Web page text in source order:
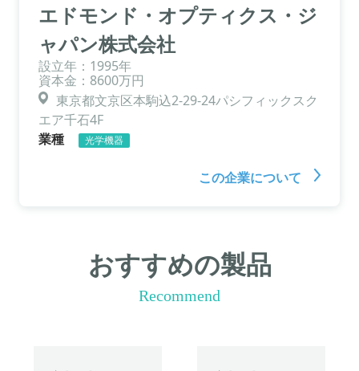
エドモンド・オプティクス・ジ
ャパン株式会社
設立年：1995年
資本金：8600万円
東京都文京区本駒込2-29-24パシフィックスク
エア千石4F
業種
光学機器
この企業について
おすすめの製品
Recommend